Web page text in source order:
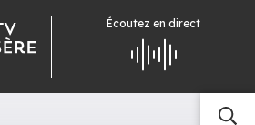
Écoutez en direct